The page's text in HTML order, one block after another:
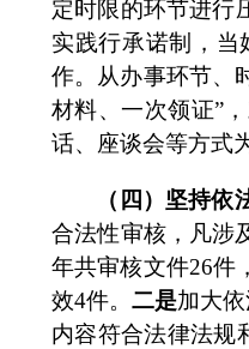
定时限的环节进行
实践行承诺制，当
作。从办事环节、
材料、一次领证”
话、座谈会等方式
（四）坚持
合法性审核，凡涉
年共审核文件26件
效4件。 二是加大
内容符合法律法规